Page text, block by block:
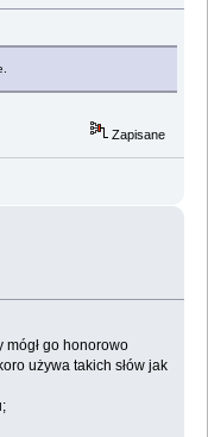
Zapisane
mógł go honorowo
używa takich słów jak